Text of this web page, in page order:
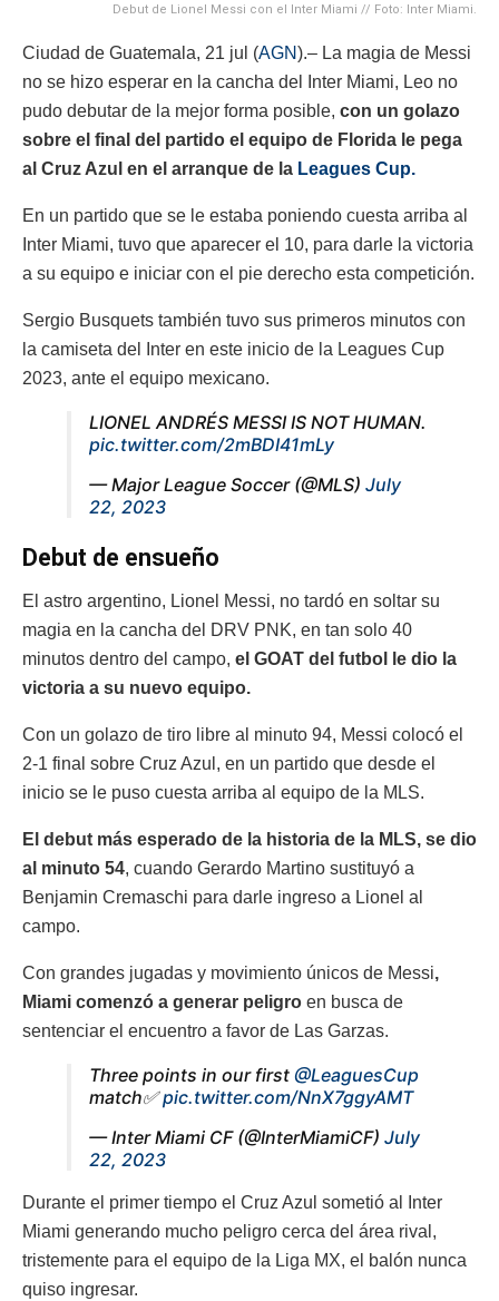
Debut de Lionel Messi con el Inter Miami // Foto: Inter Miami.
Ciudad de Guatemala, 21 jul (AGN).– La magia de Messi
no se hizo esperar en la cancha del Inter Miami, Leo no
pudo debutar de la mejor forma posible, con un golazo
sobre el final del partido el equipo de Florida le pega
al Cruz Azul en el arranque de la Leagues Cup.
En un partido que se le estaba poniendo cuesta arriba al
Inter Miami, tuvo que aparecer el 10, para darle la victoria
a su equipo e iniciar con el pie derecho esta competición.
Sergio Busquets también tuvo sus primeros minutos con
la camiseta del Inter en este inicio de la Leagues Cup
2023, ante el equipo mexicano.
LIONEL ANDRÉS MESSI IS NOT HUMAN.
pic.twitter.com/2mBDI41mLy
— Major League Soccer (@MLS) July
22, 2023
Debut de ensueño
El astro argentino, Lionel Messi, no tardó en soltar su
magia en la cancha del DRV PNK, en tan solo 40
minutos dentro del campo, el GOAT del futbol le dio la
victoria a su nuevo equipo.
Con un golazo de tiro libre al minuto 94, Messi colocó el
2-1 final sobre Cruz Azul, en un partido que desde el
inicio se le puso cuesta arriba al equipo de la MLS.
El debut más esperado de la historia de la MLS, se dio
al minuto 54, cuando Gerardo Martino sustituyó a
Benjamin Cremaschi para darle ingreso a Lionel al
campo.
Con grandes jugadas y movimiento únicos de Messi,
Miami comenzó a generar peligro en busca de
sentenciar el encuentro a favor de Las Garzas.
Three points in our first @LeaguesCup
match✅pic.twitter.com/NnX7ggyAMT
— Inter Miami CF (@InterMiamiCF) July
22, 2023
Durante el primer tiempo el Cruz Azul sometió al Inter
Miami generando mucho peligro cerca del área rival,
tristemente para el equipo de la Liga MX, el balón nunca
quiso ingresar.